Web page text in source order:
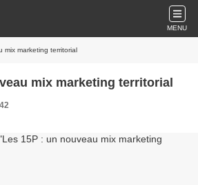
MENU
marketing territorial
mix marketing territorial